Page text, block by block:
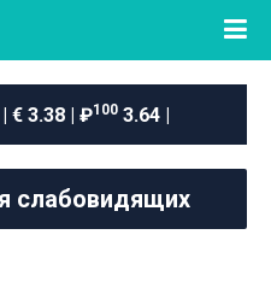
€ 3.38 | ₽100 3.64 |
слабовидящих